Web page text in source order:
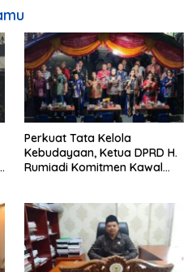
Perkuat Tata Kelola
Kebudayaan, Ketua DPRD H.
Rumiadi Komitmen Kawal